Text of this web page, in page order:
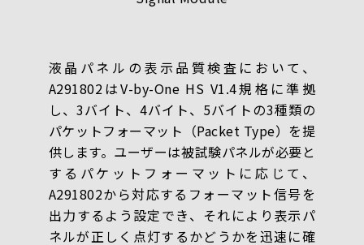
液晶パネルの表示品質検査において、
A291802はV-by-One HS V1.4規格に準拠
し、3バイト、4バイト、5バイトの3種類の
パケットフォーマット（Packet Type）を提
供します。ユーザーは被試験パネルが必要と
するパケットフォーマットに応じて、
A291802から対応するフォーマット信号を
出力するよう設定でき、それにより表示パ
ネルが正しく点灯するかどうかを迅速に確